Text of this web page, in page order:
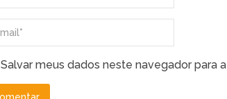
Salvar meus dados neste navegador para